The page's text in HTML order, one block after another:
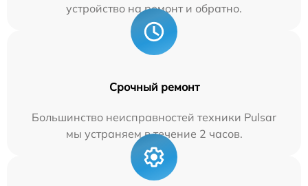
устройство на ремонт и обратно.
Срочный ремонт
Большинство неисправностей техники Pulsar
мы устраняем в течение 2 часов.